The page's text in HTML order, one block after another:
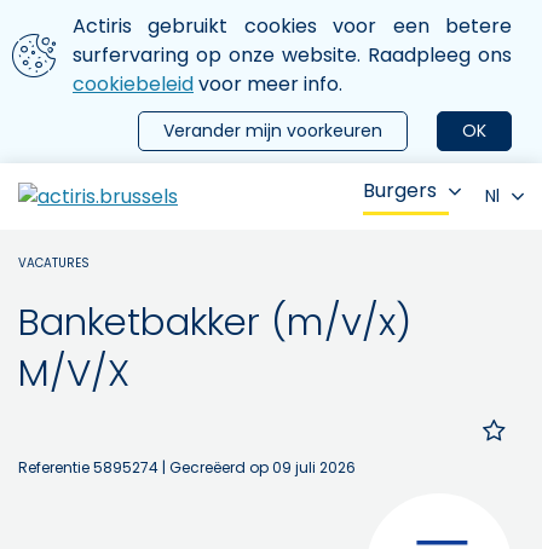
Aller au contenu principal
We gebruiken cookies
Actiris gebruikt cookies voor een betere
surfervaring op onze website. Raadpleeg ons
cookiebeleidvoor meer info.
OK
Verander mijn voorkeuren
le menu
Burgers Nl
VACATURES
Banketbakker (m/v/x)
M/V/X
Referentie 5895274 | Gecreëerd op 09 juli 2026